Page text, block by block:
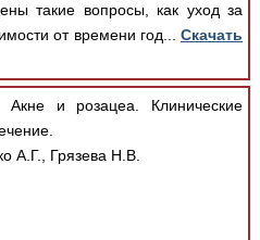
такие вопросы, как уход за
от времени год...Скачать
Акне и розацеа. Клинические
А.Г., Грязева Н.В.